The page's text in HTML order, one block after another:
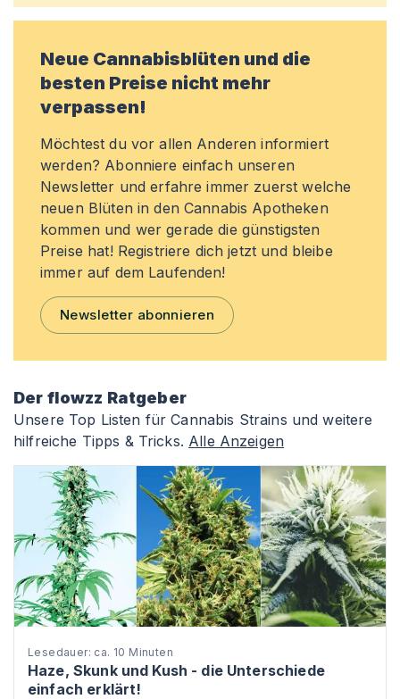
Neue Cannabisblüten und die
besten Preise nicht mehr
verpassen!
Möchtest du vor allen Anderen informiert
werden? Abonniere einfach unseren
Newsletter und erfahre immer zuerst welche
neuen Blüten in den Cannabis Apotheken
kommen und wer gerade die günstigsten
Preise hat! Registriere dich jetzt und bleibe
immer auf dem Laufenden!
Newsletter abonnieren
Der flowzz Ratgeber
Unsere Top Listen für Cannabis Strains und weitere
hilfreiche Tipps & Tricks. Alle Anzeigen
Lesedauer: ca. 10 Minuten
Haze, Skunk und Kush - die Unterschiede
einfach erklärt!